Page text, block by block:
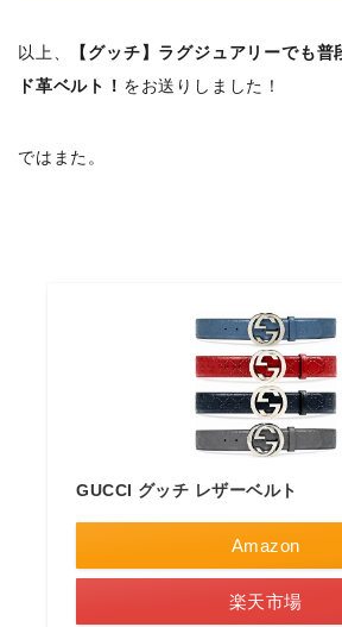
以上、
【グッチ】ラグジュアリーでも
ド革ベルト！ をお送りしました！
ではまた。
GUCCI グッチ レザーベルト
Amazon
楽天市場